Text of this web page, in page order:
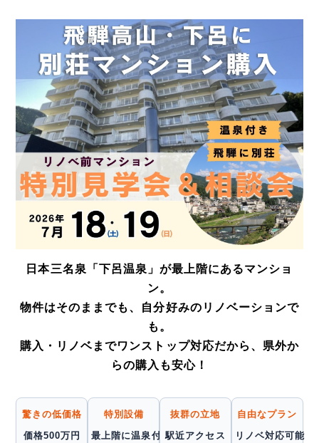
日本三名泉「下呂温泉」が最上階にあるマンショ
ン。
物件はそのままでも、自分好みのリノベーションで
も。
購入・リノベまでワンストップ対応だから、県外か
らの購入も安心！
驚きの低価格
価格500万円
特別設備
最上階に温泉付
抜群の立地
駅近アクセス
自由なプラン
リノベ対応可能